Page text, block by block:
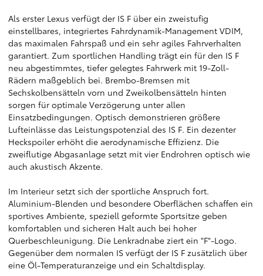
Als erster Lexus verfügt der IS F über ein zweistufig
einstellbares, integriertes Fahrdynamik-Management VDIM,
das maximalen Fahrspaß und ein sehr agiles Fahrverhalten
garantiert. Zum sportlichen Handling trägt ein für den IS F
neu abgestimmtes, tiefer gelegtes Fahrwerk mit 19-Zoll-
Rädern maßgeblich bei. Brembo-Bremsen mit
Sechskolbensätteln vorn und Zweikolbensätteln hinten
sorgen für optimale Verzögerung unter allen
Einsatzbedingungen. Optisch demonstrieren größere
Lufteinlässe das Leistungspotenzial des IS F. Ein dezenter
Heckspoiler erhöht die aerodynamische Effizienz. Die
zweiflutige Abgasanlage setzt mit vier Endrohren optisch wie
auch akustisch Akzente.
Im Interieur setzt sich der sportliche Anspruch fort.
Aluminium-Blenden und besondere Oberflächen schaffen ein
sportives Ambiente, speziell geformte Sportsitze geben
komfortablen und sicheren Halt auch bei hoher
Querbeschleunigung. Die Lenkradnabe ziert ein "F"-Logo.
Gegenüber dem normalen IS verfügt der IS F zusätzlich über
eine Öl-Temperaturanzeige und ein Schaltdisplay.